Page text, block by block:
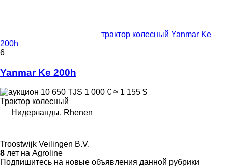
трактор колесный Yanmar Ke
200h
6
Yanmar Ke 200h
10 650 TJS 1 000 € ≈ 1 155 $
Трактор колесный
Нидерланды, Rhenen
Troostwijk Veilingen B.V.
8 лет на Agroline
Подпишитесь на новые объявления данной рубрики